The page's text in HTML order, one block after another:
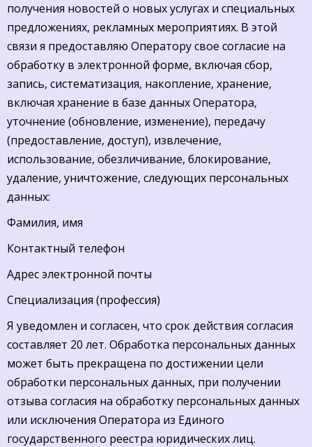
получения новостей о новых услугах и специальных
предложениях, рекламных мероприятиях. В этой
связи я предоставляю Оператору свое согласие на
обработку в электронной форме, включая сбор,
запись, систематизация, накопление, хранение,
включая хранение в базе данных Оператора,
уточнение (обновление, изменение), передачу
(предоставление, доступ), извлечение,
использование, обезличивание, блокирование,
удаление, уничтожение, следующих персональных
данных:
Фамилия, имя
Контактный телефон
Адрес электронной почты
Специализация (профессия)
Я уведомлен и согласен, что срок действия согласия
составляет 20 лет. Обработка персональных данных
может быть прекращена по достижении цели
обработки персональных данных, при получении
отзыва согласия на обработку персональных данных
или исключения Оператора из Единого
государственного реестра юридических лиц.